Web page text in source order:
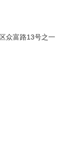
众富路13号之一